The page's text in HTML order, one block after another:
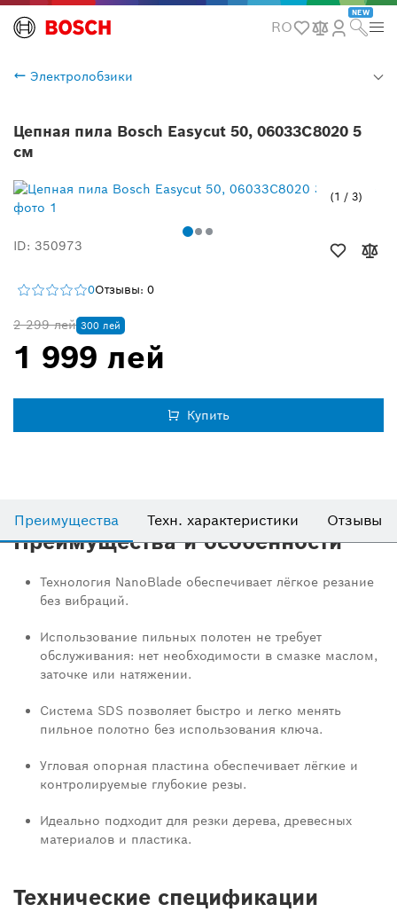
RO
NEW
Электролобзики
Цепная пила Bosch Easycut 50, 06033C8020 5
cм
1 / 3
ID: 350973
0Отзывы: 0
2 299 лей 300 лей
1 999 лей
Купить
Преимущества Техн. характеристики Отзывы
Преимущества и особенности
Технология NanoBlade обеспечивает лёгкое резание
без вибраций.
Использование пильных полотен не требует
обслуживания: нет необходимости в смазке маслом,
заточке или натяжении.
Система SDS позволяет быстро и легко менять
пильное полотно без использования ключа.
Угловая опорная пластина обеспечивает лёгкие и
контролируемые глубокие резы.
Идеально подходит для резки дерева, древесных
материалов и пластика.
Технические спецификации